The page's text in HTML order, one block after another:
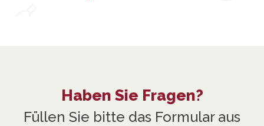
Haben Sie Fragen?
Füllen Sie bitte das Formular aus